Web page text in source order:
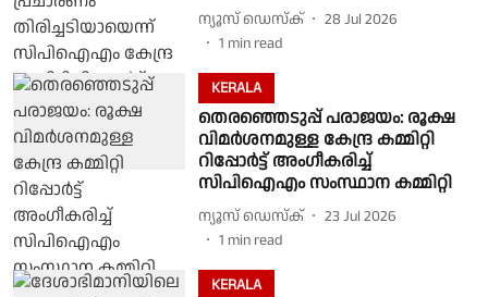
ന്യൂസ് ഡെസ്ക്
28 Jul 2026
1 min read
KERALA
തെരഞ്ഞെടുപ്പ് പരാജയം: രൂക്ഷ
വിമര്‍ശനമുള്ള കേന്ദ്ര കമ്മിറ്റി
റിപ്പോര്‍ട്ട് അംഗീകരിച്ച്
സിപിഐഎം സംസ്ഥാന കമ്മിറ്റി
ന്യൂസ് ഡെസ്ക്
23 Jul 2026
1 min read
KERALA